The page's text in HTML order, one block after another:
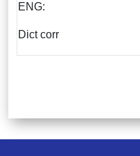
ENG:
Dict corr